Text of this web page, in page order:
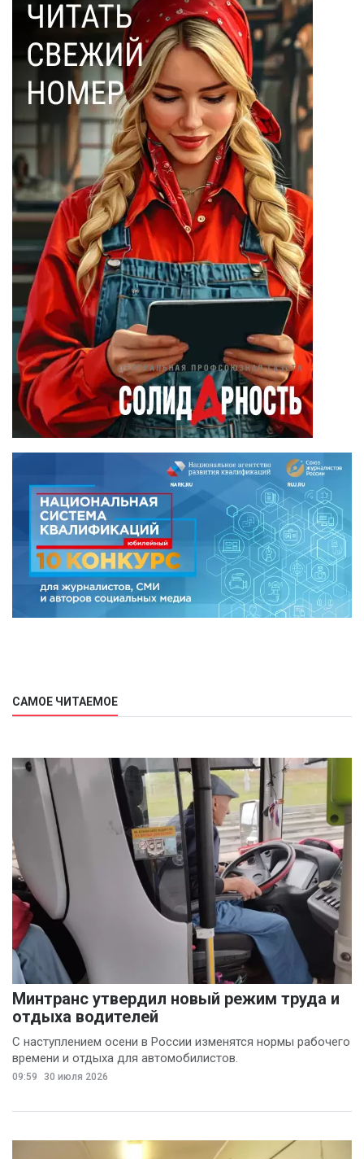
САМОЕ ЧИТАЕМОЕ
Минтранс утвердил новый режим труда и
отдыха водителей
С наступлением осени в России изменятся нормы рабочего
времени и отдыха для автомобилистов.
09:59 30 июля 2026